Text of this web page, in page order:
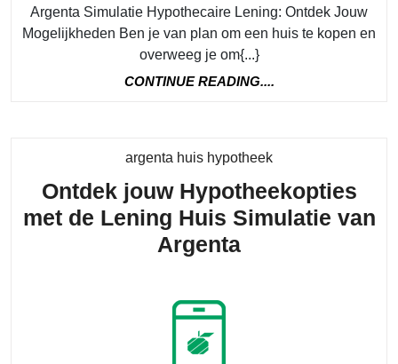
Argenta Simulatie Hypothecaire Lening: Ontdek Jouw
Mogelijkheden Ben je van plan om een huis te kopen en
overweeg je om{...}
CONTINUE READING....
argenta huis hypotheekCategory
Ontdek jouw Hypotheekopties
met de Lening Huis Simulatie van
ArgentaOntdek